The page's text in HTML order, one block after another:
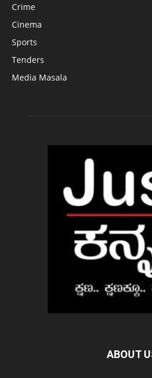
Crime
Cinema
Sports
Tenders
Media Masala
ABOUT